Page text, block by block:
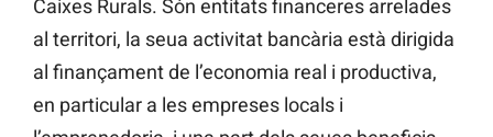
Caixes Rurals. Són entitats financeres arrelades
al territori, la seua activitat bancària està dirigida
al finançament de l’economia real i productiva,
en particular a les empreses locals i